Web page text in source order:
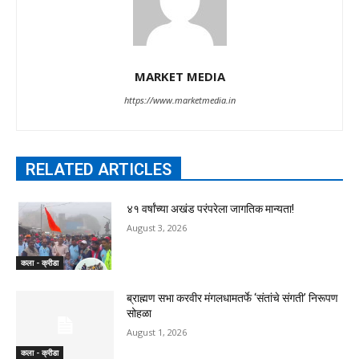
MARKET MEDIA
https://www.marketmedia.in
RELATED ARTICLES
कला - क्रीडा
४१ वर्षांच्या अखंड परंपरेला जागतिक मान्यता!
August 3, 2026
कला - क्रीडा
ब्राह्मण सभा करवीर मंगलधामतर्फे ‘संतांचे संगती’ निरूपण
सोहळा
August 1, 2026